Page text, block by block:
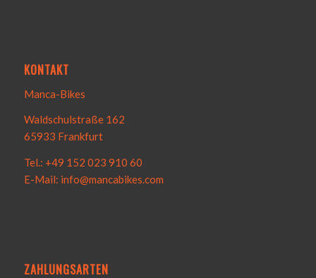
KONTAKT
Manca-Bikes
Waldschulstraße 162
65933 Frankfurt
Tel.: +49 152 023 910 60
E-Mail: info@mancabikes.com
ZAHLUNGSARTEN